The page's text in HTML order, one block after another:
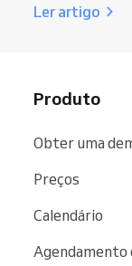
Ler artigo
Produto
Obter uma
Preços
Calendário
Agendamento